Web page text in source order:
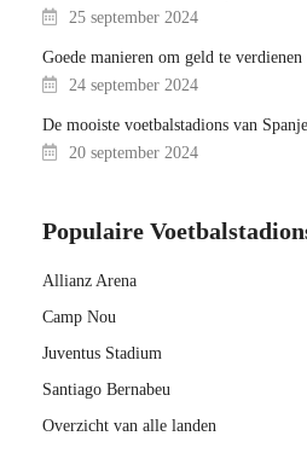
25 september 2024
Goede manieren om geld te
24 september 2024
De mooiste voetbalstadions van Spanje
20 september 2024
Populaire
Allianz Arena
Camp Nou
Juventus Stadium
Santiago Bernabeu
Overzicht van alle landen